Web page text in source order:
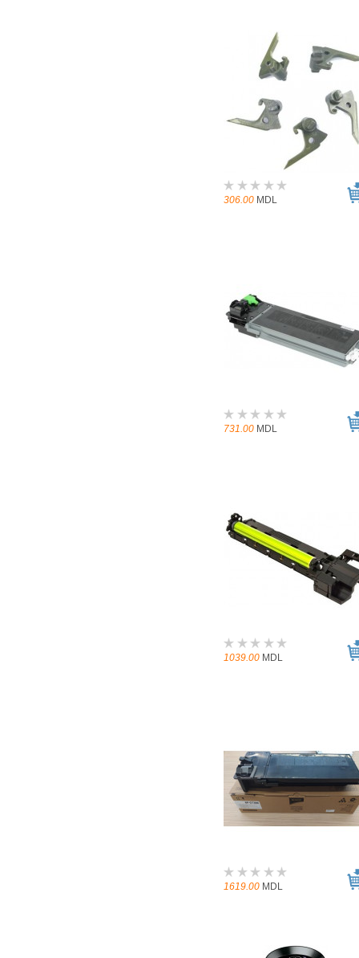
306.00 MDL
731.00 MDL
1039.00 MDL
1619.00 MDL